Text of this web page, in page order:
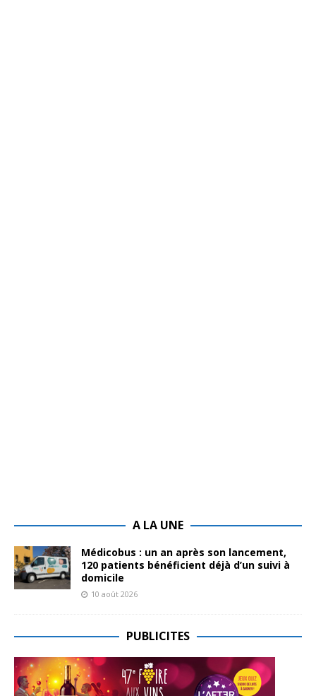
A LA UNE
Médicobus : un an après son lancement,
120 patients bénéficient déjà d’un suivi à
domicile
10 août 2026
PUBLICITES